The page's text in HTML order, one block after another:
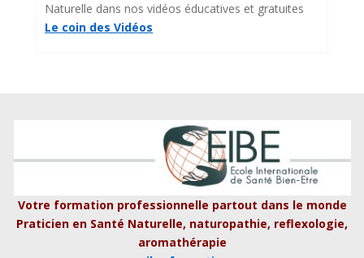
Naturelle dans nos vidéos éducatives et gratuites
Le coin des Vidéos
Votre formation professionnelle partout dans le monde
Praticien en Santé Naturelle, naturopathie, reflexologie,
aromathérapie